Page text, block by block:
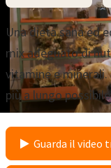
Una dieta sana ed
mix adeguato di
vitamine e
più a lungo
Guarda il video